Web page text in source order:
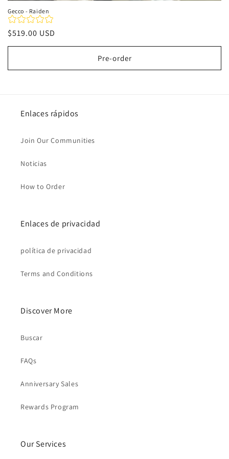
Gecco - Raiden
Precio
habitual
$519.00 USD
Pre-order
Enlaces rápidos
Join Our Communities
Noticias
How to Order
Enlaces de privacidad
política de privacidad
Terms and Conditions
Discover More
Buscar
FAQs
Anniversary Sales
Rewards Program
Our Services